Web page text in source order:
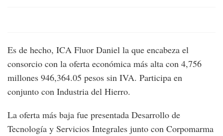
Es de hecho, ICA Fluor Daniel la que encabeza el
consorcio con la oferta económica más alta con 4,756
millones 946,364.05 pesos sin IVA. Participa en
conjunto con Industria del Hierro.
La oferta más baja fue presentada Desarrollo de
Tecnología y Servicios Integrales junto con Corpomarma